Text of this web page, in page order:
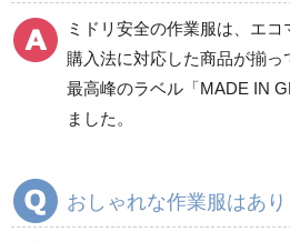
ワークパンツ
春夏ワークパンツ作業
ズボン
秋冬ワークパンツ作業
ズボン
ミドリ安全の作業服は、エ
購入法に対応した商品が揃
最高峰のラベル「MADE IN
ました。
おしゃれな作業服はあり